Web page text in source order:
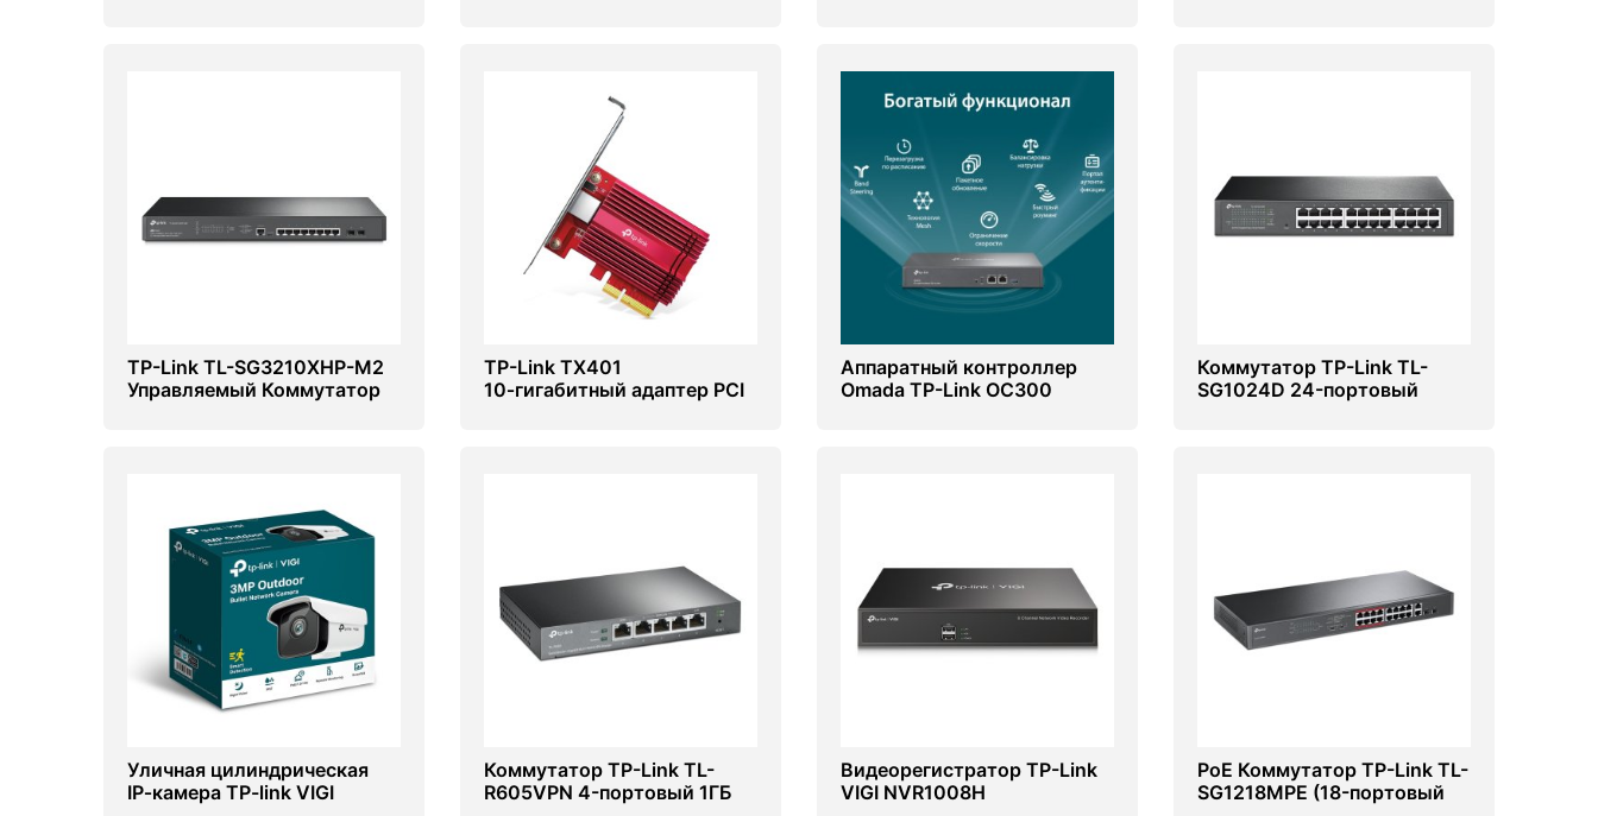
TP-Link TL-SG3210XHP-M2
Управляемый Коммутатор
TP-Link TX401
10‑гигабитный адаптер PCI
Аппаратный контроллер
Omada TP-Link OC300
Коммутатор TP-Link TL-
SG1024D 24-портовый
Уличная цилиндрическая
IP‑камера TP-link VIGI
Коммутатор TP-Link TL-
R605VPN 4-портовый 1ГБ
Видеорегистратор TP-Link
VIGI NVR1008H
PoE Коммутатор TP-Link TL-
SG1218MPE (18-портовый